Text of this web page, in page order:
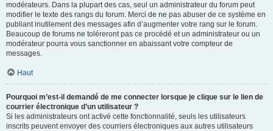
modérateurs. Dans la plupart des cas, seul un administrateur du forum peut
modifier le texte des rangs du forum. Merci de ne pas abuser de ce système en
publiant inutilement des messages afin d’augmenter votre rang sur le forum.
Beaucoup de forums ne toléreront pas ce procédé et un administrateur ou un
modérateur pourra vous sanctionner en abaissant votre compteur de
messages.
Haut
Pourquoi m’est-il demandé de me connecter lorsque je clique sur le lien de
courrier électronique d’un utilisateur ?
Si les administrateurs ont activé cette fonctionnalité, seuls les utilisateurs
inscrits peuvent envoyer des courriers électroniques aux autres utilisateurs